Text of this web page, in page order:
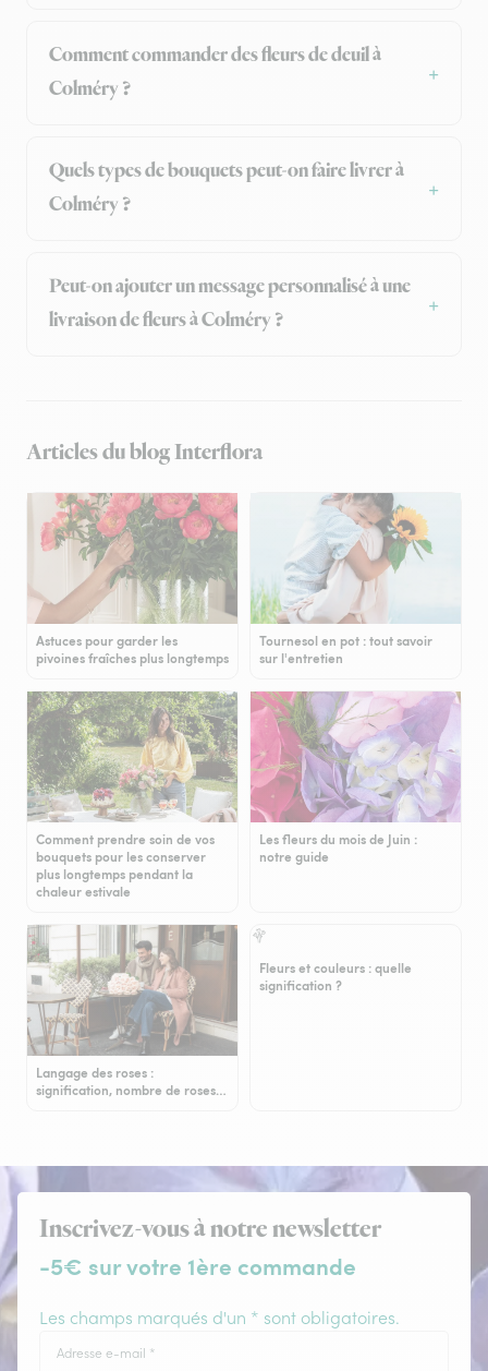
Comment commander des fleurs de deuil à
Colméry ?
Quels types de bouquets peut-on faire livrer à
Colméry ?
Peut-on ajouter un message personnalisé à une
livraison de fleurs à Colméry ?
Articles du blog Interflora
Astuces pour garder les
pivoines fraîches plus longtemps
Tournesol en pot : tout savoir
sur l'entretien
Comment prendre soin de vos
bouquets pour les conserver
plus longtemps pendant la
chaleur estivale
Les fleurs du mois de Juin :
notre guide
Langage des roses :
signification, nombre de roses…
Fleurs et couleurs : quelle
signification ?
Inscrivez-vous à notre newsletter
-5€ sur votre 1ère commande
Les champs marqués d'un * sont obligatoires.
Adresse e-mail *